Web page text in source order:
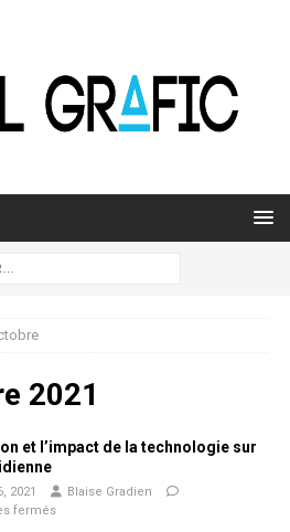
2021
et l’impact de la technologie sur
2021
Blaise Gradien
fermés